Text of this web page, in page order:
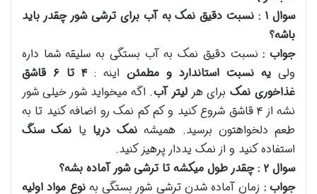
سوال ۱ : نسبت دقیق نمک به آب برای ترشی شور چقدر باید
باشه؟
جواب : نسبت دقیق نمک به آب بستگی به سلیقه شما داره
ولی یه نسبت استاندارد و مطمئن اینه : ۴ تا ۶ قاشق
غذاخوری نمکبرای هرلیتر آب. اگه میخواید شور خیلی شور
نشه از ۴ قاشق شروع کنید و کم کم نمک رو اضافه کنید تا به
طعم دلخواهتون برسید. همیشه نمک دریا یا نمک سنگ
استفاده کنید و از نمک یددار پرهیز کنید.
سوال ۲ : چقدر طول میکشه تا ترشی شور آماده بشه؟
جواب : زمان آماده شدن ترشی شور بستگی بهنوع مواد اولیه